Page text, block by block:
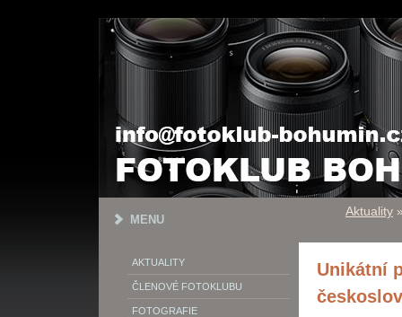
MENU
AKTUALITY
ČLENOVÉ FOTOKLUBU
FOTOGRAFIE
Aktuality
Unikátní